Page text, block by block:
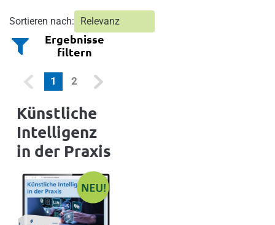
Sortieren nach:
Ergebnisse
filtern
1 (current)
2
Künstliche
Intelligenz
in der Praxis